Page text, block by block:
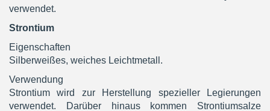
verwendet.
Strontium
Eigenschaften
Silberweißes, weiches Leichtmetall.
Verwendung
Strontium wird zur Herstellung spezieller Legierungen
verwendet. Darüber hinaus kommen Strontiumsalze